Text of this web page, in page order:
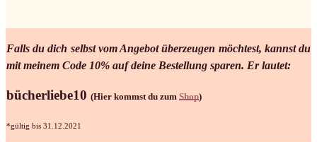
Falls du dich selbst vom Angebot überzeugen möchtest, kannst du
mit meinem Code 10% auf deine Bestellung sparen. Er lautet:
bücherliebe10 (Hier kommst du zum Shop)
*gültig bis 31.12.2021